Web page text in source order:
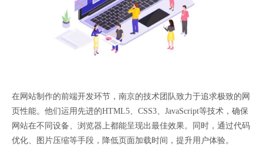
在网站制作的前端开发环节，南京的技术团队致力于追求极致的网
页性能。他们运用先进的HTML5、CSS3、JavaScript等技术，确保
网站在不同设备、浏览器上都能呈现出最佳效果。同时，通过代码
优化、图片压缩等手段，降低页面加载时间，提升用户体验。